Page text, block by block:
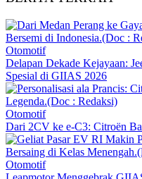
Otomotif
Delapan Dekade Kejayaan:
Spesial di GIIAS 2026
Otomotif
Dari 2CV ke e-C3: Citroën
Otomotif